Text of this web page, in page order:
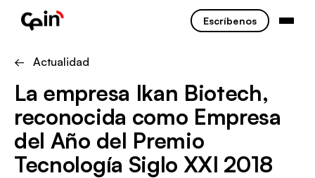
Escríbenos
← Actualidad
La empresa Ikan Biotech,
reconocida como Empresa
del Año del Premio
Tecnología Siglo XXI 2018